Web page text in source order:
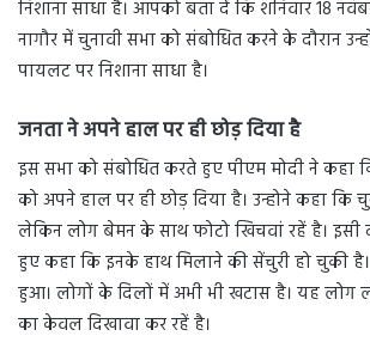
निशाना साधा है। आपको बता दें कि शनिवार 18
नागौर में चुनावी सभा को संबोधित करने के दौरान
पायलट पर निशाना साधा है।
जनता ने अपने हाल पर ही छोड़ दिया है
इस सभा को संबोधित करते हुए पीएम मोदी ने कहा
को अपने हाल पर ही छोड़ दिया है। उन्होने कहा कि
लेकिन लोग बेमन के साथ फोटो खिचवां रहें है। इसी
हुए कहा कि इनके हाथ मिलाने की सेंचुरी हो चुकी
हुआ। लोगों के दिलों में अभी भी खटास है। यह लोग
का केवल दिखावा कर रहें है।